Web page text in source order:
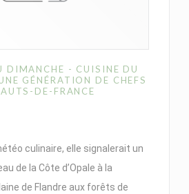
DIMANCHE - CUISINE DU
GÉNÉRATION DE CHEFS
DE-FRANCE
culinaire, elle signalerait un
de la Côte d’Opale à la
de Flandre aux forêts de